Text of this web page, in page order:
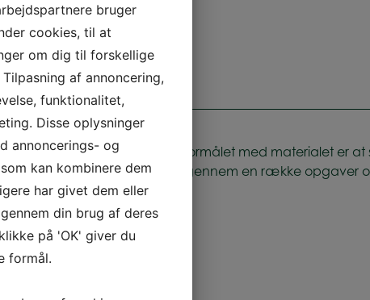
på specialskoler. Formålet med materialet er at
imellem. Det skal ske gennem en række opgaver
bruger
cookies, til at
om dig til forskellige
af annoncering,
funktionalitet,
Disse oplysninger
annoncerings- og
kan kombinere dem
har givet dem eller
din brug af deres
på 'OK' giver du
formål.